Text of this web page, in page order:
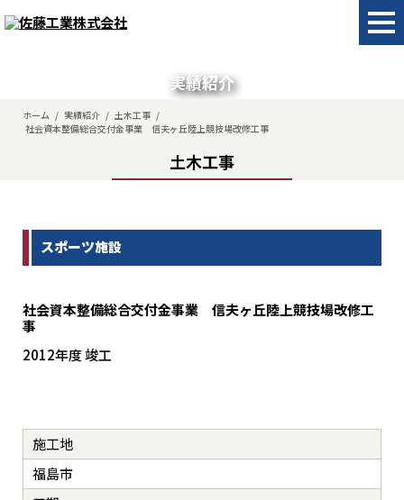
実績紹介
ホーム / 実績紹介 / 土木工事 /
社会資本整備総合交付金事業 信夫ヶ丘陸上競技場改修工事
土木工事
スポーツ施設
社会資本整備総合交付金事業 信夫ヶ丘陸上競技場改修工
事
2012年度 竣工
施工地
福島市